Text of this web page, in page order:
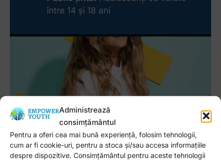
Administrează
consimțământul
Pentru a oferi cea mai bună experiență, folosim tehnologii,
cum ar fi cookie-uri, pentru a stoca și/sau accesa informațiile
despre dispozitive. Consimțământul pentru aceste tehnologii
între 14 și 18 ani
Participare
, TVA inclus, cu înscriere
prealabilă.